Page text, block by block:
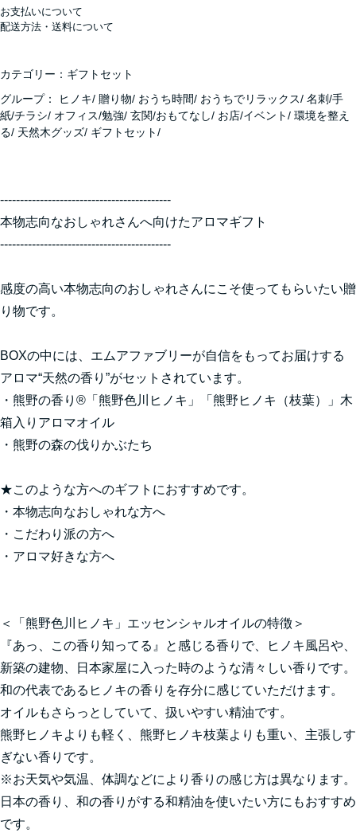
カテゴリー： ギフトセット
グループ：
ヒノキ/ 贈り物/ おうち時間/ おうちでリラックス/ 名刺/手
紙/チラシ/ オフィス/勉強/ 玄関/おもてなし/ お店/イベント/ 環境を整え
る/ 天然木グッズ/ ギフトセット/
-------------------------------------------
本物志向なおしゃれさんへ向けたアロマギフト
-------------------------------------------
感度の高い本物志向のおしゃれさんにこそ使ってもらいたい贈
り物です。
BOXの中には、エムアファブリーが自信をもってお届けする
アロマ“天然の香り”がセットされています。
・熊野の香り®「熊野色川ヒノキ」「熊野ヒノキ（枝葉）」木
箱入りアロマオイル
・熊野の森の伐りかぶたち
★このような方へのギフトにおすすめです。
・本物志向なおしゃれな方へ
・こだわり派の方へ
・アロマ好きな方へ
＜「熊野色川ヒノキ」エッセンシャルオイルの特徴＞
『あっ、この香り知ってる』と感じる香りで、ヒノキ風呂や、
新築の建物、日本家屋に入った時のような清々しい香りです。
和の代表であるヒノキの香りを存分に感じていただけます。
オイルもさらっとしていて、扱いやすい精油です。
熊野ヒノキよりも軽く、熊野ヒノキ枝葉よりも重い、主張しす
ぎない香りです。
※お天気や気温、体調などにより香りの感じ方は異なります。
日本の香り、和の香りがする和精油を使いたい方にもおすすめ
です。
お支払いについて
配送方法・送料について